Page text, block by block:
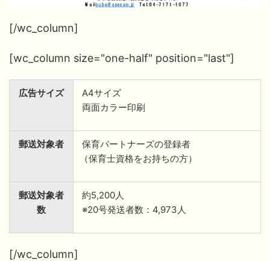
[/wc_column]
[wc_column size="one-half" position="last"]
広告サイズ
A4サイズ
両面カラー印刷
郵送対象者
保育パートナーズの登録者
（保育士資格をお持ちの方）
郵送対象者
数
約5,200人
※20号発送者数：4,973人
[/wc_column]